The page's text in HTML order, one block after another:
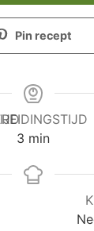
Pin recept
3 minuten
min